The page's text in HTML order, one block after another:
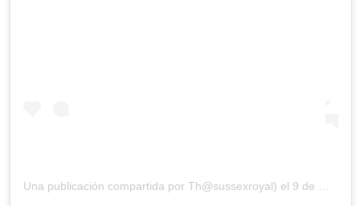
Una publicación compartida por Th@sussexroyal) el 9 de Mar de 2020 a las 10:51 PDT